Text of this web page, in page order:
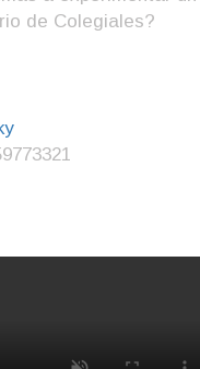
de Colegiales?